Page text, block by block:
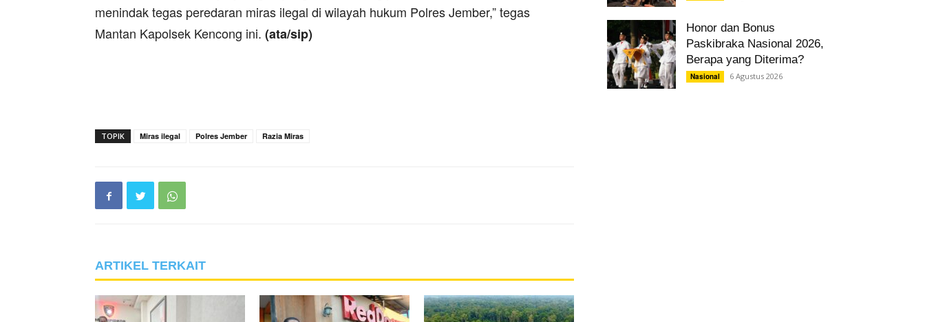
menindak tegas peredaran miras ilegal di wilayah hukum Polres Jember,” tegas
Mantan Kapolsek Kencong ini. (ata/sip)
TOPIK Miras ilegal Polres Jember Razia Miras
ARTIKEL TERKAIT
Honor dan Bonus
Paskibraka Nasional 2026,
Berapa yang Diterima?
Nasional 6 Agustus 2026